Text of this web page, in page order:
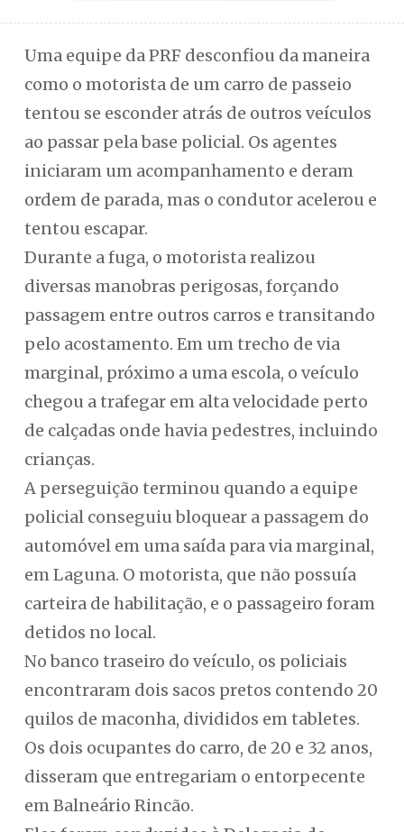
Uma equipe da PRF desconfiou da maneira
como o motorista de um carro de passeio
tentou se esconder atrás de outros veículos
ao passar pela base policial. Os agentes
iniciaram um acompanhamento e deram
ordem de parada, mas o condutor acelerou e
tentou escapar.
Durante a fuga, o motorista realizou
diversas manobras perigosas, forçando
passagem entre outros carros e transitando
pelo acostamento. Em um trecho de via
marginal, próximo a uma escola, o veículo
chegou a trafegar em alta velocidade perto
de calçadas onde havia pedestres, incluindo
crianças.
A perseguição terminou quando a equipe
policial conseguiu bloquear a passagem do
automóvel em uma saída para via marginal,
em Laguna. O motorista, que não possuía
carteira de habilitação, e o passageiro foram
detidos no local.
No banco traseiro do veículo, os policiais
encontraram dois sacos pretos contendo 20
quilos de maconha, divididos em tabletes.
Os dois ocupantes do carro, de 20 e 32 anos,
disseram que entregariam o entorpecente
em Balneário Rincão.